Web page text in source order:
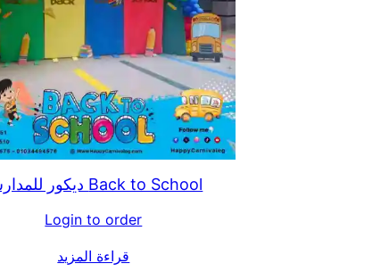
Back to School ديكور للمدارس
Login to order
قراءة المزيد